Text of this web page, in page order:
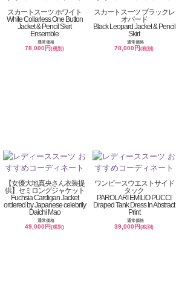
スカートスーツ ホワイト
White Collarless One Button
Jacket & Pencil Skirt
Ensemble
通常価格
78,000円(税別)
スカートスーツ ブラックレ
オパード
Black Leopard Jacket & Pencil
Skirt
通常価格
78,000円(税別)
【女優大地真央さん衣装提
供】セミロングジャケット
Fuchsia Cardigan Jacket
ordered by Japanese celebrity
Daichi Mao
通常価格
49,000円(税別)
ワンピースウエストサイド
タック
PAROLARI EMILIO PUCCI
Draped Tank Dress In Abstract
Print
通常価格
39,000円(税別)